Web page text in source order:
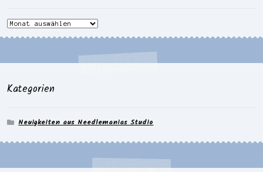
Archiv
Kategorien
Neuigkeiten aus Needlemanias Studio